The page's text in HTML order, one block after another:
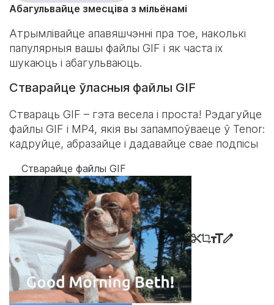
Абагульвайце змесціва з мільёнамі
Атрымлівайце апавяшчэнні пра тое, наколькі
папулярныя вашы файлы GIF і як часта іх
шукаюць і абагульваюць.
Стварайце ўласныя файлы GIF
Ствараць GIF – гэта весела і проста! Рэдагуйце
файлы GIF і MP4, якія вы запампоўваеце ў Tenor:
кадруйце, абразайце і дадавайце свае подпісы
Стварайце файлы GIF